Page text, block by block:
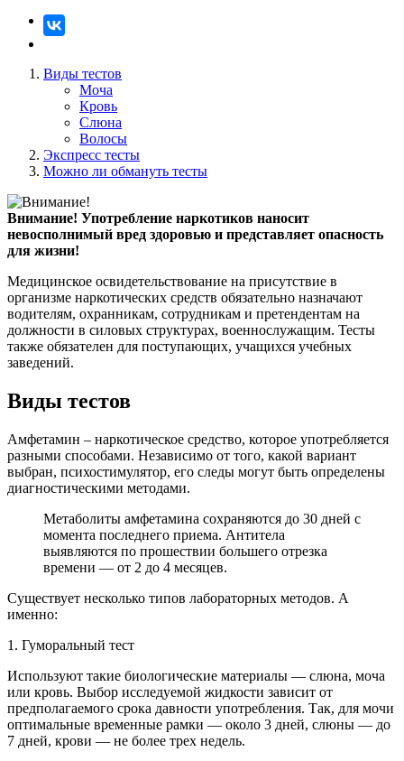
Виды тестов
Моча
Кровь
Слюна
Волосы
Экспресс тесты
Можно ли обмануть тесты
Внимание! Употребление наркотиков наносит
невосполнимый вред здоровью и представляет опасность
для жизни!
Медицинское освидетельствование на присутствие в
организме наркотических средств обязательно назначают
водителям, охранникам, сотрудникам и претендентам на
должности в силовых структурах, военнослужащим. Тесты
также обязателен для поступающих, учащихся учебных
заведений.
Виды тестов
Амфетамин – наркотическое средство, которое употребляется
разными способами. Независимо от того, какой вариант
выбран, психостимулятор, его следы могут быть определены
диагностическими методами.
Метаболиты амфетамина сохраняются до 30 дней с
момента последнего приема. Антитела
выявляются по прошествии большего отрезка
времени — от 2 до 4 месяцев.
Существует несколько типов лабораторных методов. А
именно:
1. Гуморальный тест
Используют такие биологические материалы — слюна, моча
или кровь. Выбор исследуемой жидкости зависит от
предполагаемого срока давности употребления. Так, для мочи
оптимальные временные рамки — около 3 дней, слюны — до
7 дней, крови — не более трех недель.